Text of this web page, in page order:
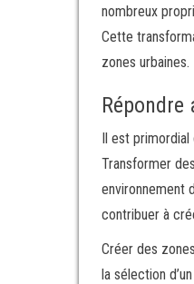
nombreux
Cette
zones urbaines.
Il est primordial
Transformer
environnement
contribuer à
Créer des
la sélection